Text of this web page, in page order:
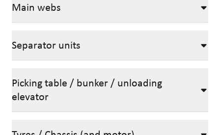
Main webs
Separator units
Picking table / bunker / unloading
elevator